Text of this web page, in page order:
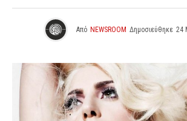
Από NEWSROOM Δημοσιεύθηκε 24